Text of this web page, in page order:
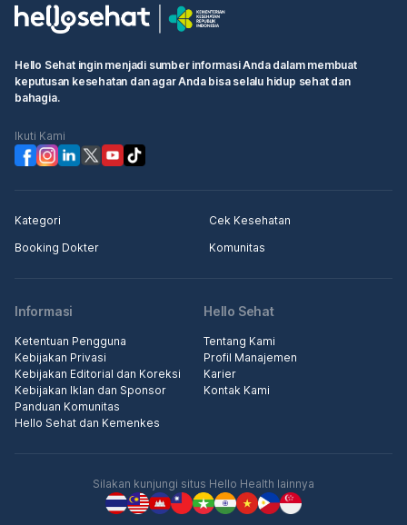
Hello Sehat ingin menjadi sumber informasi Anda dalam membuat
keputusan kesehatan dan agar Anda bisa selalu hidup sehat dan
bahagia.
Ikuti Kami
Kategori
Cek Kesehatan
Booking Dokter
Komunitas
Informasi
Ketentuan Pengguna
Kebijakan Privasi
Kebijakan Editorial dan Koreksi
Kebijakan Iklan dan Sponsor
Panduan Komunitas
Hello Sehat dan Kemenkes
Hello Sehat
Tentang Kami
Profil Manajemen
Karier
Kontak Kami
Silakan kunjungi situs Hello Health lainnya